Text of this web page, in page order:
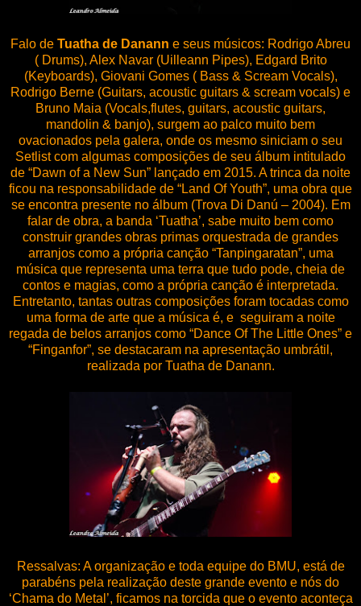
Falo de Tuatha de Danann e seus músicos: Rodrigo Abreu
( Drums), Alex Navar (Uilleann Pipes), Edgard Brito
(Keyboards), Giovani Gomes ( Bass & Scream Vocals),
Rodrigo Berne (Guitars, acoustic guitars & scream vocals) e
Bruno Maia (Vocals,flutes, guitars, acoustic guitars,
mandolin & banjo), surgem ao palco muito bem
ovacionados pela galera, onde os mesmo siniciam o seu
Setlist com algumas composições de seu álbum intitulado
de “Dawn of a New Sun” lançado em 2015. A trinca da noite
ficou na responsabilidade de “Land Of Youth”, uma obra que
se encontra presente no álbum (Trova Di Danú – 2004). Em
falar de obra, a banda ‘Tuatha’, sabe muito bem como
construir grandes obras primas orquestrada de grandes
arranjos como a própria canção “Tanpingaratan”, uma
música que representa uma terra que tudo pode, cheia de
contos e magias, como a própria canção é interpretada.
Entretanto, tantas outras composições foram tocadas como
uma forma de arte que a música é, e seguiram a noite
regada de belos arranjos como “Dance Of The Little Ones” e
“Finganfor”, se destacaram na apresentação umbrátil,
realizada por Tuatha de Danann.
Ressalvas: A organização e toda equipe do BMU, está de
parabéns pela realização deste grande evento e nós do
‘Chama do Metal’, ficamos na torcida que o evento aconteça